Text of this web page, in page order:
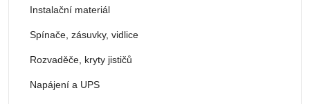
Instalační materiál
Spínače, zásuvky, vidlice
Rozvaděče, kryty jističů
Napájení a UPS